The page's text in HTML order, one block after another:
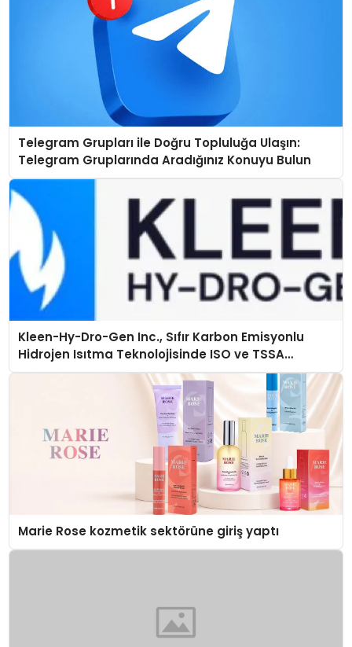
Telegram Grupları ile Doğru Topluluğa Ulaşın:
Telegram Gruplarında Aradığınız Konuyu Bulun
Kleen-Hy-Dro-Gen Inc., Sıfır Karbon Emisyonlu
Hidrojen Isıtma Teknolojisinde ISO ve TSSA
Düzenleyici Onaylarını Aldı
Marie Rose kozmetik sektörüne giriş yaptı